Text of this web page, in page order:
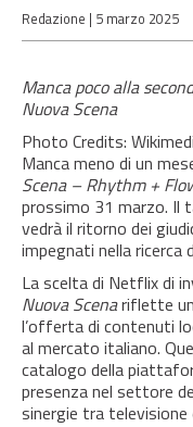
Redazione | 5 marzo 2025
Manca poco alla
Nuova Scena
Photo Credits:
Manca meno di un
Scena –Rhythm +
prossimo 31 marzo. Il
vedrà il ritorno dei
impegnati nella
La scelta di Netflix di
Nuova Scenariflette
l’offerta di contenuti
al mercato italiano.
catalogo della
presenza nel settore
sinergie tra